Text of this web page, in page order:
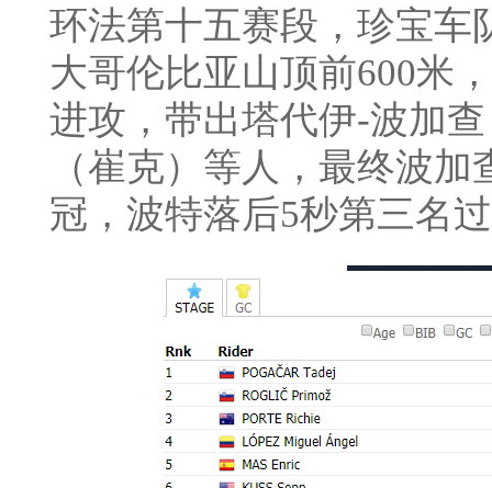
环法第十五赛段，珍宝车
大哥伦比亚山顶前600米
进攻，带出塔代伊-波加
（崔克）等人，最终波
冠，波特落后5秒第三名